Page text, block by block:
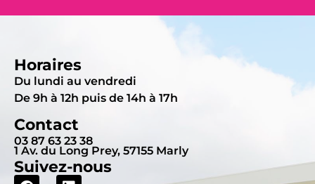
Horaires
Du lundi au vendredi
De 9h à 12h puis de 14h à 17h
Contact
03 87 63 23 38
1 Av. du Long Prey, 57155 Marly
Suivez-nous